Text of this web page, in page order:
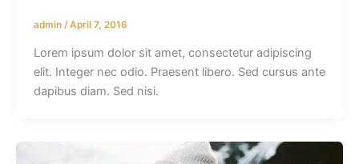
admin /April 7, 2016
Lorem ipsum dolor sit amet, consectetur adipiscing
elit. Integer nec odio. Praesent libero. Sed cursus ante
dapibus diam. Sed nisi.